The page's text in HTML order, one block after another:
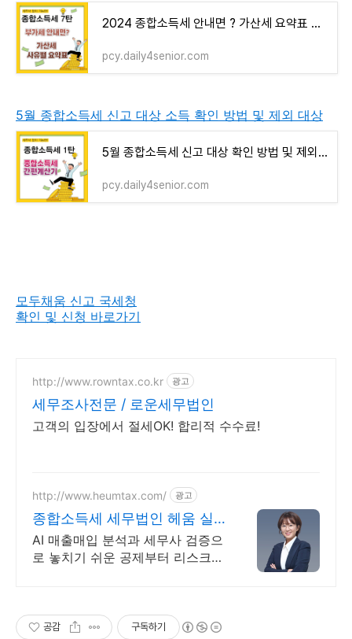
2024 종합소득세 안내면 ? 가산세 요약표 미신고 납부 지연 7탄
pcy.daily4senior.com
5월 종합소득세 신고 대상 소득 확인 방법 및 제외 대상
5월 종합소득세 신고 대상 확인 방법 및 제외 대상자
pcy.daily4senior.com
모두채움 신고 국세청
확인 및 신청 바로가기
http://www.rowntax.co.kr 광고
세무조사전문 / 로운세무법인
고객의 입장에서 절세OK! 합리적 수수료!
http://www.heumtax.com/ 광고
종합소득세 세무법인 헤움 실
시간 카톡 상담 지원
AI 매출매입 분석과 세무사 검증으
로 놓치기 쉬운 공제부터 리스크
공감 구독하기